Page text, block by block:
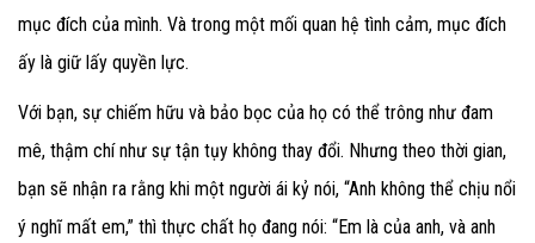
mục đích của mình. Và trong một mối quan hệ tình cảm, mục đích
ấy là giữ lấy quyền lực.
Với bạn, sự chiếm hữu và bảo bọc của họ có thể trông như đam
mê, thậm chí như sự tận tụy không thay đổi. Nhưng theo thời gian,
bạn sẽ nhận ra rằng khi một người ái kỷ nói, “Anh không thể chịu nổi
ý nghĩ mất em,” thì thực chất họ đang nói: “Em là của anh, và anh